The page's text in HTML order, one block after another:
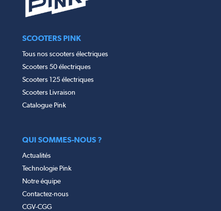
SCOOTERS PINK
Tous nos scooters électriques
Scooters 50 électriques
Scooters 125 électriques
Scooters Livraison
Catalogue Pink
QUI SOMMES-NOUS ?
Actualités
Technologie Pink
Notre équipe
Contactez-nous
CGV-CGG